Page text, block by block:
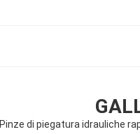
Pinze di piegatura idrauliche